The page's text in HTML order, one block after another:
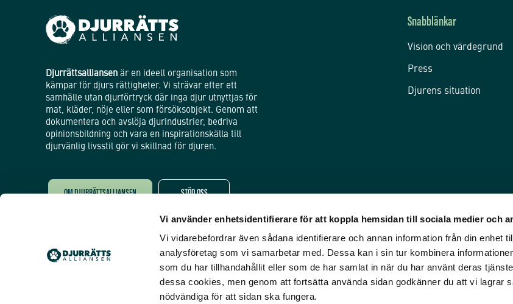
Vi använder enhetsidentifierare för att koppla hemsidan till sociala medier och
Vi vidarebefordrar även sådana identifierare och annan information från din enhet
analysföretag som vi samarbetar med. Dessa kan i sin tur kombinera
som du har tillhandahållit eller som de har samlat in när du har använt deras
dessa cookies, men genom att fortsätta använda sidan godkänner du att vi lagrar
nödvändiga för att sidan ska fungera.
Djurrättsalliansen är en ideell organisation som
kämpar för djurs rättigheter. Vi strävar efter ett
samhälle utan djurförtryck där inga djur utnyttjas för
mat, kläder, nöje eller som försöksobjekt. Genom att
dokumentera och avslöja djurindustrier, bedriva
opinionsbildning och vara en inspirationskälla till
djurvänlig livsstil gör vi skillnad för djuren.
OM DJURRÄTTSALLIANSEN STÖD OSS
Snabblänkar
Vision och värdegrund
Press
Djurens situation